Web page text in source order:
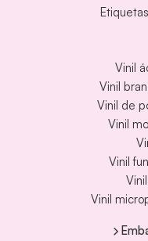
Vinil
Vinil
Vinil de
Vinil
Vinil
Vinil